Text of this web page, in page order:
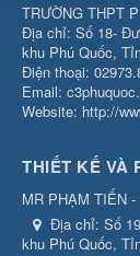
TRƯỜNG THPT
Địa chỉ: Số 18-
khu Phú Quốc,
Điện thoại:
Email:
Website: http://
THIẾT KẾ VÀ
MR PHẠM TIẾN
Địa chỉ: Số
khu Phú Quốc,